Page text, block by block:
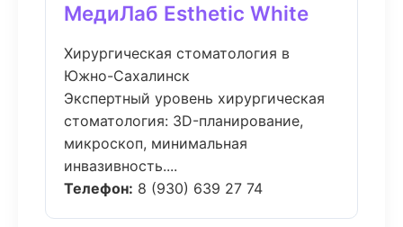
МедиЛаб Esthetic White
Хирургическая стоматология в
Южно-Сахалинск
Экспертный уровень хирургическая
стоматология: 3D-планирование,
микроскоп, минимальная
инвазивность....
Телефон: 8 (930) 639 27 74